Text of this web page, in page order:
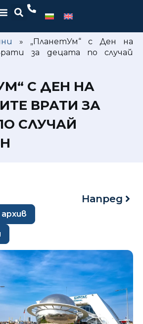
» „ПланетУм“ с Ден на
за децата по случай
С ДЕН НА
ВРАТИ ЗА
СЛУЧАЙ
Напред